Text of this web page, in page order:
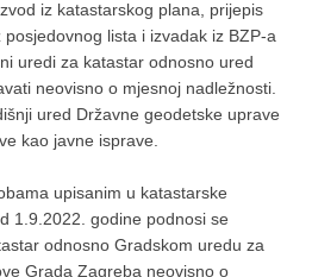
iz katastarskog plana, prijepis
lista i izvadak iz BZP-a
uredi za katastar odnosno ured
neovisno o mjesnoj nadležnosti.
ured Državne geodetske uprave
kao javne isprave.
upisanim u katastarske
1.9.2022. godine podnosi se
odnosno Gradskom uredu za
Grada Zagreba neovisno o